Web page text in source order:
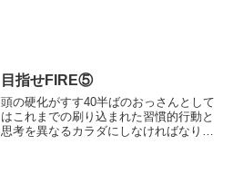
目指せFIRE⑤
頭の硬化がすす40半ばのおっさんとして
はこれまでの刷り込まれた習慣的行動と
思考を異なるカラダにしなければなりま